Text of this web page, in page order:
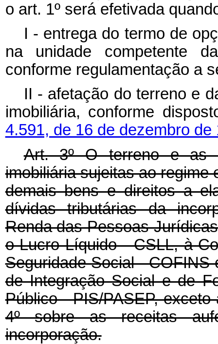
o art. 1º será efetivada
I - entrega do termo de
na unidade competente
conforme regulamentação a
II - afetação do terreno e
imobiliária, conforme
4.591, de 16 de dezembro de
Art. 3º O terreno e as
imobiliária sujeitas ao regime
demais bens e direitos a
dívidas tributárias da
Renda das Pessoas
o Lucro Líquido - CSLL, à
Seguridade Social -
de Integração Social e de
Público - PIS/PASEP,
4º sobre as receitas
incorporação.